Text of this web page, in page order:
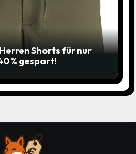
Shorts für nur
% gespart!